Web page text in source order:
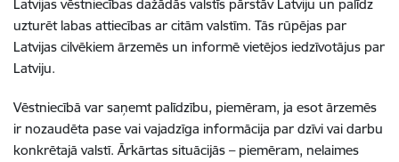
Latvijas vēstniecības dažādās valstīs pārstāv Latviju un palīdz
uzturēt labas attiecības ar citām valstīm. Tās rūpējas par
Latvijas cilvēkiem ārzemēs un informē vietējos iedzīvotājus par
Latviju.
Vēstniecībā var saņemt palīdzību, piemēram, ja esot ārzemēs
ir nozaudēta pase vai vajadzīga informācija par dzīvi vai darbu
konkrētajā valstī. Ārkārtas situācijās – piemēram, nelaimes